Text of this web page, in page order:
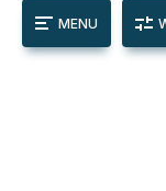
MENU